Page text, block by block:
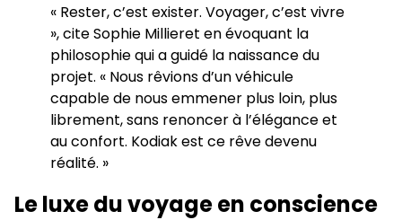
« Rester, c’est exister. Voyager, c’est vivre
», cite Sophie Millieret en évoquant la
philosophie qui a guidé la naissance du
projet. « Nous rêvions d’un véhicule
capable de nous emmener plus loin, plus
librement, sans renoncer à l’élégance et
au confort. Kodiak est ce rêve devenu
réalité. »
Le luxe du voyage en conscience